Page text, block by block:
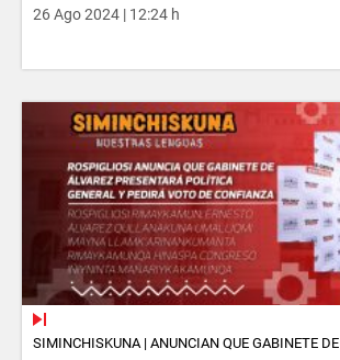
26 Ago 2024 | 12:24 h
SIMINCHISKUNA | ANUNCIAN QUE GABINETE